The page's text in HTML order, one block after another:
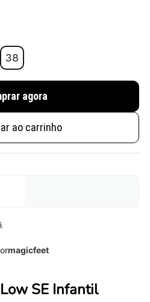
38
agora
ao carrinho
magicfeet
SE Infantil